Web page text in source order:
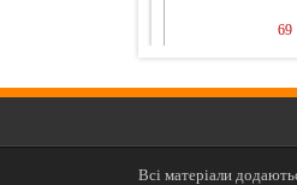
69
Всі матеріали